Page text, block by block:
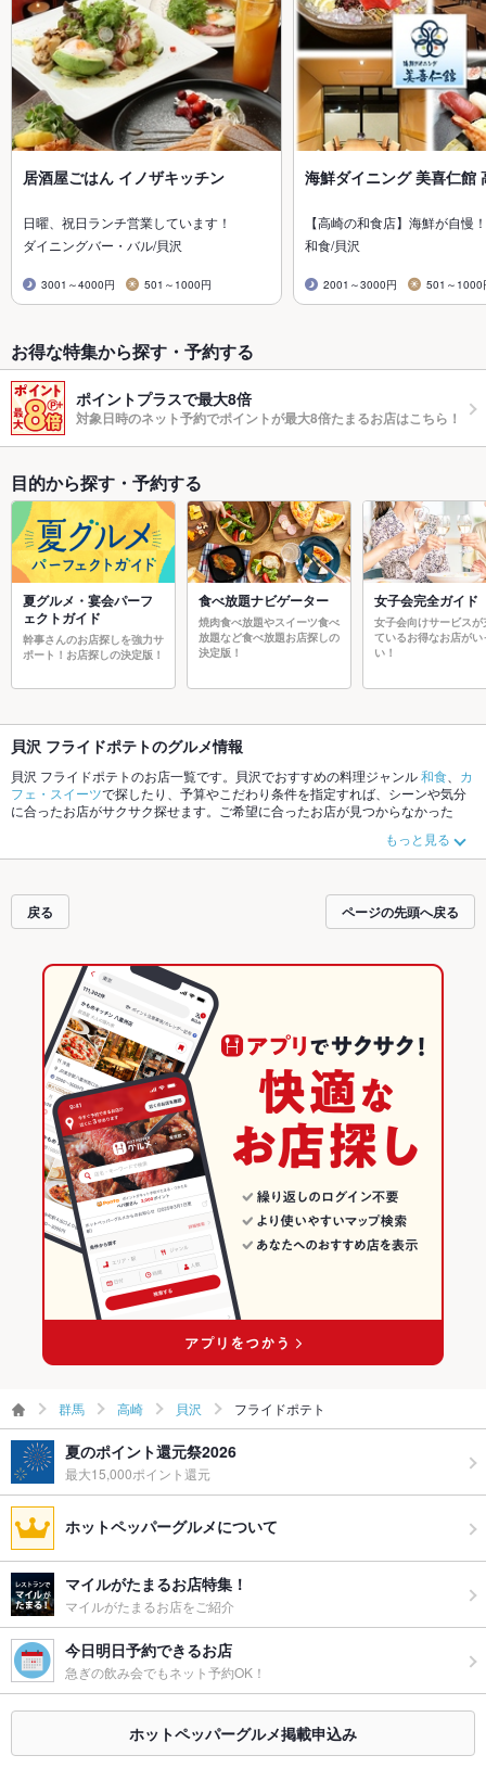
居酒屋ごはん イノザキッチン
日曜、祝日ランチ営業しています！
ダイニングバー・バル/貝沢
3001～4000円 501～1000円
海鮮ダイニング 美喜仁館
【高崎の和食店】海鮮が自慢
和食/貝沢
2001～3000円 501～1000
お得な特集から探す・予約する
ポイントプラスで最大8倍
対象日時のネット予約でポイントが最大8倍たまるお店はこちら！
目的から探す・予約する
夏グルメ・宴会パーフ
ェクトガイド
幹事さんのお店探しを強力サ
ポート！お店探しの決定版！
食べ放題ナビゲーター
焼肉食べ放題やスイーツ食べ
放題など食べ放題お店探しの
決定版！
女子会完全ガイド
女子会向けサービスが
ているお得なお店がい
い！
貝沢 フライドポテトのグルメ情報
貝沢 フライドポテトのお店一覧です。貝沢でおすすめの料理ジャンル和食
カ
フェ・スイーツで探したり、予算やこだわり条件を指定すれば、シーンや気分
に合ったお店がサクサク探せます。ご希望に合ったお店が見つからなかった
い。ホットペッパーグルメなら、お得なクーポンはもちろん、こだわりメニュ
ー牛タン、オムライス、にんにく料理や季節のおすすめ料理など、お店の最新
お店も拡大中です。友達どうしの飲み会にも、会社の宴会にも、デートやパー
ティーにもお得に便利にホットペッパーグルメをご利用ください。
もっと見る
戻る ページの先頭へ戻る
群馬 高崎 貝沢 フライドポテト
夏のポイント還元祭2026
最大15,000ポイント還元
ホットペッパーグルメについて
マイルがたまるお店特集！
マイルがたまるお店をご紹介
今日明日予約できるお店
急ぎの飲み会でもネット予約OK！
ホットペッパーグルメ掲載申込み